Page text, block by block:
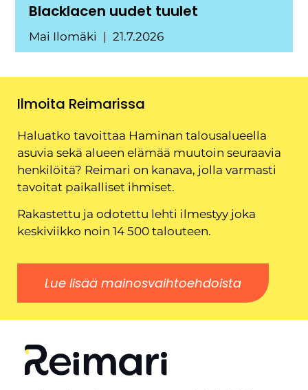
Blacklacen uudet tuulet
Mai Ilomäki 21.7.2026
Ilmoita Reimarissa
Haluatko tavoittaa Haminan talousalueella
asuvia sekä alueen elämää muutoin seuraavia
henkilöitä? Reimari on kanava, jolla varmasti
tavoitat paikalliset ihmiset.
Rakastettu ja odotettu lehti ilmestyy joka
keskiviikko noin 14 500 talouteen.
Lue lisää mainosvaihtoehdoista